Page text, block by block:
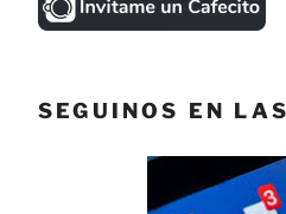
SEGUINOS EN